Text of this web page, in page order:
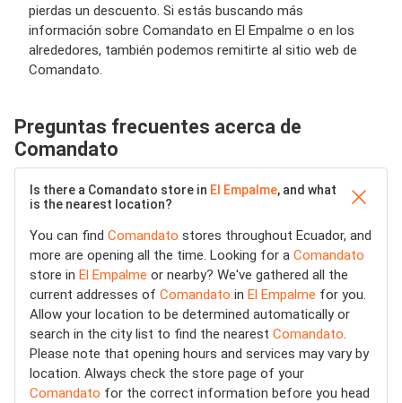
pierdas un descuento. Si estás buscando más
información sobre Comandato en El Empalme o en los
alrededores, también podemos remitirte al sitio web de
Comandato.
Preguntas frecuentes acerca de
Comandato
Is there a Comandato store in El Empalme, and what
is the nearest location?
You can find Comandato stores throughout Ecuador, and
more are opening all the time. Looking for a Comandato
store in El Empalme or nearby? We've gathered all the
current addresses of Comandato in El Empalme for you.
Allow your location to be determined automatically or
search in the city list to find the nearest Comandato.
Please note that opening hours and services may vary by
location. Always check the store page of your
Comandato for the correct information before you head